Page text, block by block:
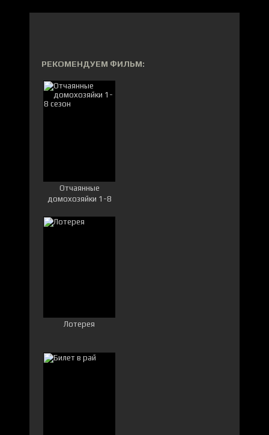
РЕКОМЕНДУЕМ ФИЛЬМ:
Отчаянные
домохозяйки 1-8
Лотерея